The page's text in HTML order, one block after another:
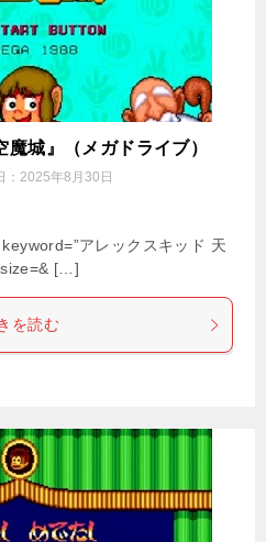
魔城』（メガドライブ）
： 2025年8月30日
アレックスキッド 天
[…]
を読む